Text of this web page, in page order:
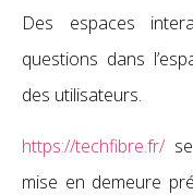
Des espaces
questions dans
des utilisateurs.
https://techfibre.fr/
mise en demeure